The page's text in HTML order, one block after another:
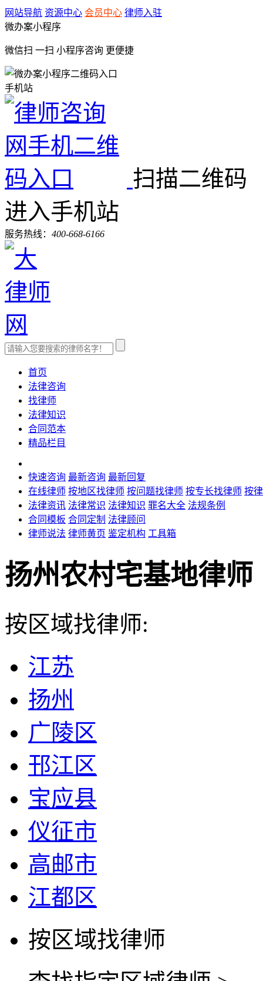
网站导航 资源中心 会员中心 律师入驻
微办案小程序
微信扫 一扫 小程序咨询 更便捷
手机站
扫描二维码
进入手机站
服务热线： 400-668-6166
首页
法律咨询
找律师
法律知识
合同范本
精品栏目
快速咨询 最新咨询 最新回复
在线律师 按地区找律师 按问题找律师 按专长找律师 按
法律资讯 法律常识 法律知识 罪名大全 法规条例
合同模板 合同定制 法律顾问
律师说法 律师黄页 鉴定机构 工具箱
扬州农村宅基地律师
按区域找律师:
江苏
扬州
广陵区
邗江区
宝应县
仪征市
高邮市
江都区
按区域找律师